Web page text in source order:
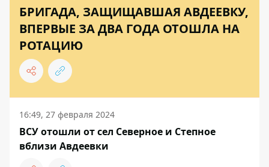
БРИГАДА, ЗАЩИЩАВШАЯ АВДЕЕВКУ,
ВПЕРВЫЕ ЗА ДВА ГОДА ОТОШЛА НА
РОТАЦИЮ
16:49, 27 февраля 2024
ВСУ отошли от сел Северное и Степное
вблизи Авдеевки